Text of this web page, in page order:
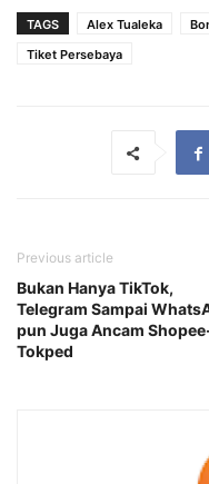
TAGS Alex Tualeka
Tiket Persebaya
Previous article
Bukan Hanya TikTok,
Telegram Sampai
pun Juga Ancam
Tokped